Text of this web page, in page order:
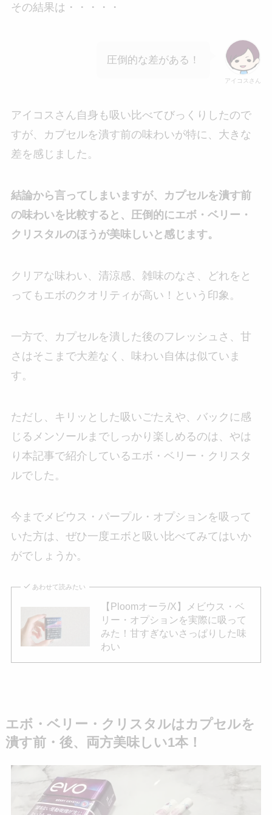
その結果は・・・・・
アイコスさん
圧倒的な差がある！
アイコスさん自身も吸い比べてびっくりしたので
すが、カプセルを潰す前の味わいが特に、大きな
差を感じました。
結論から言ってしまいますが、カプセルを潰す前
の味わいを比較すると、圧倒的にエボ・ベリー・
クリスタルのほうが美味しいと感じます。
クリアな味わい、清涼感、雑味のなさ、どれをと
ってもエボのクオリティが高い！という印象。
一方で、カプセルを潰した後のフレッシュさ、甘
さはそこまで大差なく、味わい自体は似ていま
す。
ただし、キリッとした吸いごたえや、バックに感
じるメンソールまでしっかり楽しめるのは、やは
り本記事で紹介しているエボ・ベリー・クリスタ
ルでした。
今までメビウス・パープル・オプションを吸って
いた方は、ぜひ一度エボと吸い比べてみてはいか
がでしょうか。
あわせて読みたい
【Ploomオーラ/X】メビウス・ベ
リー・オプションを実際に吸って
みた！甘すぎないさっぱりした味
わい
エボ・ベリー・クリスタルはカプセルを
潰す前・後、両方美味しい1本！